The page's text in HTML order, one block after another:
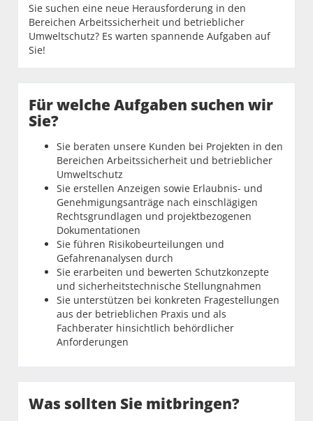
Sie suchen eine neue Herausforderung in den
Bereichen Arbeitssicherheit und betrieblicher
Umweltschutz? Es warten spannende Aufgaben auf
Sie!
Für welche Aufgaben suchen wir
Sie?
Sie beraten unsere Kunden bei Projekten in den
Bereichen Arbeitssicherheit und betrieblicher
Umweltschutz
Sie erstellen Anzeigen sowie Erlaubnis- und
Genehmigungsanträge nach einschlägigen
Rechtsgrundlagen und projektbezogenen
Dokumentationen
Sie führen Risikobeurteilungen und
Gefahrenanalysen durch
Sie erarbeiten und bewerten Schutzkonzepte
und sicherheitstechnische Stellungnahmen
Sie unterstützen bei konkreten Fragestellungen
aus der betrieblichen Praxis und als
Fachberater hinsichtlich behördlicher
Anforderungen
Was sollten Sie mitbringen?